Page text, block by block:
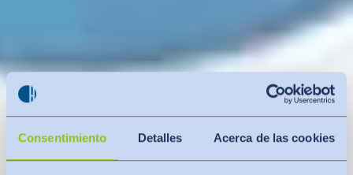
Consentimiento Detalles Acerca de las cookies